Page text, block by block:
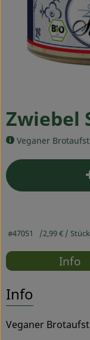
Ökokisten
Obst &
Kühltheke
Haltbares
Getränke
Über uns
Blog & Aktuelles
Service
Zwiebel
Veganer
#47051 2,99 € / Stück
Info
Info
Veganer